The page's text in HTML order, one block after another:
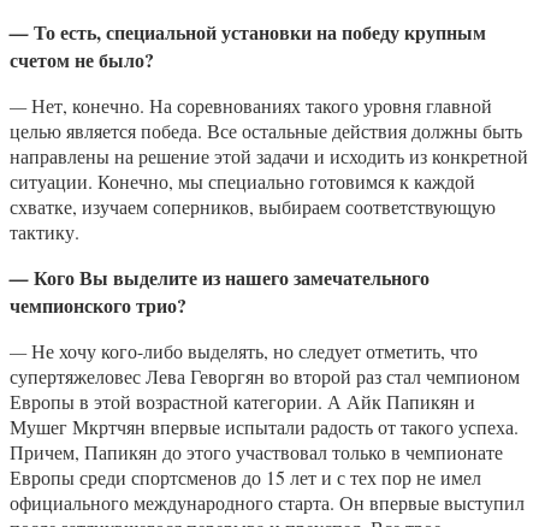
—То есть, специальной установки на победу крупным
счетом не было?
—Нет, конечно. На соревнованиях такого уровня главной
целью является победа. Все остальные действия должны быть
направлены на решение этой задачи и исходить из конкретной
ситуации. Конечно, мы специально готовимся к каждой
схватке, изучаем соперников, выбираем соответствующую
тактику.
—Кого Вы выделите из нашего замечательного
чемпионского трио?
—Не хочу кого-либо выделять, но следует отметить, что
супертяжеловес Лева Геворгян во второй раз стал чемпионом
Европы в этой возрастной категории. А Айк Папикян и
Мушег Мкртчян впервые испытали радость от такого успеха.
Причем, Папикян до этого участвовал только в чемпионате
Европы среди спортсменов до 15 лет и с тех пор не имел
официального международного старта. Он впервые выступил